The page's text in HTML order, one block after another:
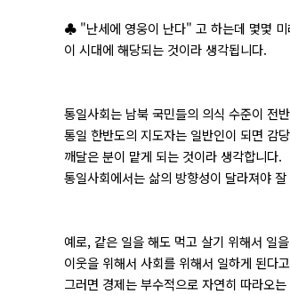
♣ "난세에 영웅이 난다" 고 하는데 몇몇 미
이 시대에 해당되는 것이라 생각됩니다.
통일사회는 남북 국민들의 의식 수준이 전
통일 한반도의 지도자는 일반인이 되면 감
깨달은 분이 맡게 되는 것이라 생각합니다.
통일사회에서는 삶의 방향성이 달라져야
예로, 같은 일을 해도 먹고 살기 위해서 일
이웃을 위해서 사회를 위해서 일하게 된다
그러면 경제는 부수적으로 자연히 따라오